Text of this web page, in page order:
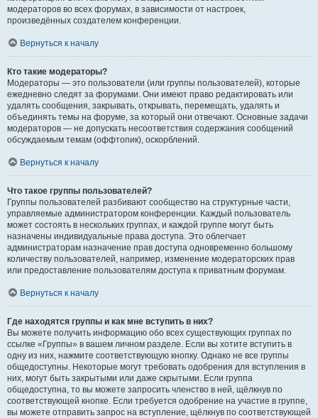
модераторов во всех форумах, в зависимости от настроек,
произведённых создателем конференции.
Вернуться к началу
Кто такие модераторы?
Модераторы — это пользователи (или группы пользователей), которые
ежедневно следят за форумами. Они имеют право редактировать или
удалять сообщения, закрывать, открывать, перемещать, удалять и
объединять темы на форуме, за который они отвечают. Основные задачи
модераторов — не допускать несоответствия содержания сообщений
обсуждаемым темам (оффтопик), оскорблений.
Вернуться к началу
Что такое группы пользователей?
Группы пользователей разбивают сообщество на структурные части,
управляемые администратором конференции. Каждый пользователь
может состоять в нескольких группах, и каждой группе могут быть
назначены индивидуальные права доступа. Это облегчает
администраторам назначение прав доступа одновременно большому
количеству пользователей, например, изменение модераторских прав
или предоставление пользователям доступа к приватным форумам.
Вернуться к началу
Где находятся группы и как мне вступить в них?
Вы можете получить информацию обо всех существующих группах по
ссылке «Группы» в вашем личном разделе. Если вы хотите вступить в
одну из них, нажмите соответствующую кнопку. Однако не все группы
общедоступны. Некоторые могут требовать одобрения для вступления в
них, могут быть закрытыми или даже скрытыми. Если группа
общедоступна, то вы можете запросить членство в ней, щёлкнув по
соответствующей кнопке. Если требуется одобрение на участие в группе,
вы можете отправить запрос на вступление, щёлкнув по соответствующей